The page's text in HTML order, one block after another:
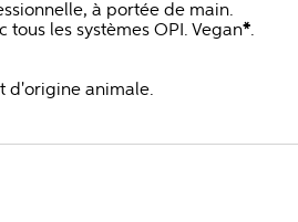
à portée de main.
tous les systèmes OPI. Vegan*.
d'origine animale.